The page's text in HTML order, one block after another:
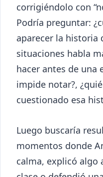
corrigiéndolo con
Podría preguntar:
aparecer la historia
situaciones habla
hacer antes de una
impide notar?,
cuestionado esa
Luego buscaría
momentos donde
calma, explicó algo